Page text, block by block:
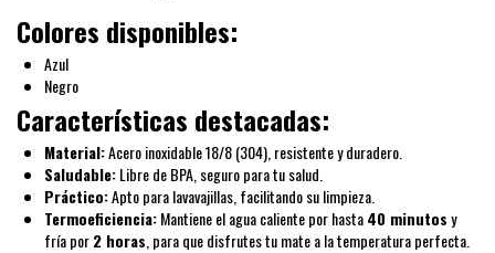
Colores disponibles:
Azul
Negro
Características destacadas:
Material:Acero inoxidable 18/8 (304), resistente y duradero.
Saludable:Libre de BPA, seguro para tu salud.
Práctico:Apto para lavavajillas, facilitando su limpieza.
Termoeficiencia:Mantiene el agua caliente por hasta40 minutosy
fría por2 horas , para que disfrutes tu mate a la temperatura perfecta.